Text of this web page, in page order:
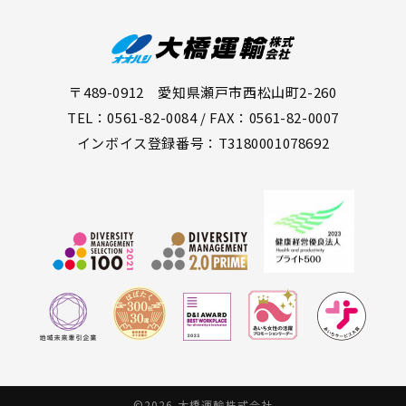
〒489-0912 愛知県瀬戸市西松山町2-260
TEL：0561-82-0084 / FAX：0561-82-0007
インボイス登録番号：T3180001078692